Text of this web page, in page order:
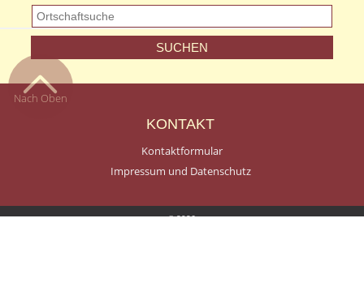
KONTAKT
Kontaktformular
Impressum und Datenschutz
Nach Oben
© 2026